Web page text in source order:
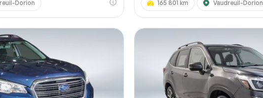
Dorion 165 801 km Vaudreuil-Dorion